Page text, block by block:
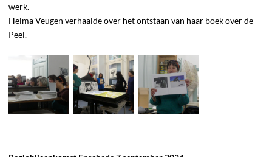
werk.
Helma Veugen verhaalde over het ontstaan van haar boek over de
Peel.